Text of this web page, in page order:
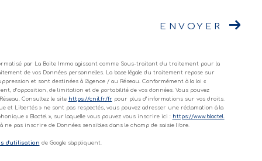
ENVOYER
par La Boite Immo agissant comme Sous-traitant du traitement pour la
de vos Données personnelles. La base légale du traitement repose sur
et sont destinées à l'Agence / au Réseau. Conformément à la loi «
d’opposition, de limitation et de portabilité de vos données. Vous pouvez
Consultez le site https://cnil.fr/frpour plus d’informations sur vos droits.
et Libertés » ne sont pas respectés, vous pouvez adresser une réclamation à la
« Bloctel », sur laquelle vous pouvez vous inscrire ici : https://www.bloctel.
pas inscrire de Données sensibles dans le champ de saisie libre.
d'utilisation de Google s'appliquent.